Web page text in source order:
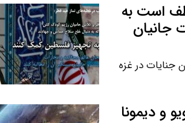
است به
جانیان
جنایات در غزه
و دیمونا